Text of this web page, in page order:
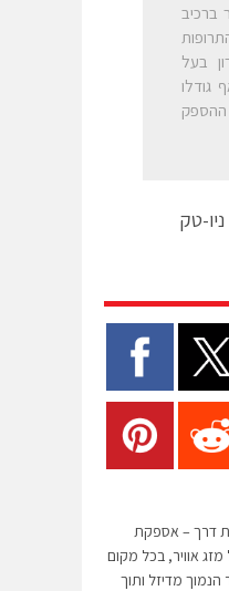
ברכיב
בעל
גודלו
טק
דרך – אספקת
מזג אוויר, בכל מקום
מדיזל ותוך